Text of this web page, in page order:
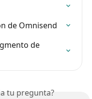
de Omnisend
de
tu pregunta?